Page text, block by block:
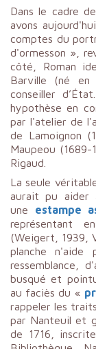
Dans le cadre
avons
comptes du
d'ormesson »,
côté, Roman
Barville (né en
conseiller
hypothèse en
par l'atelier de
de Lamoignon
Maupeou
Rigaud.
La seule
aurait pu aider
une estampe
représentant
(Weigert, 1939,
planche n'aide
ressemblance,
busqué et
au faciès du «
rappeler les
par Nanteuil et
de 1716,